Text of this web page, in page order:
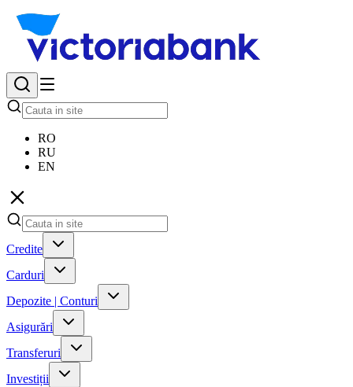
RO
RU
EN
Credite
Carduri
Depozite | Conturi
Asigurări
Transferuri
Investiții